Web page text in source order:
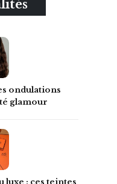
ondulations
glamour
luxe : ces teintes